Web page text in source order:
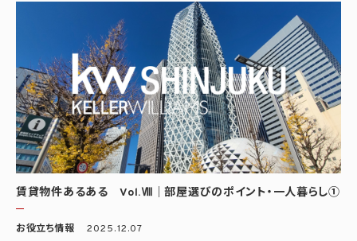
賃貸物件あるある Vol.Ⅷ｜部屋選びのポイント・一人暮らし①
お役立ち情報 2025.12.07